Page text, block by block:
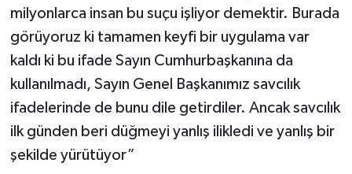
milyonlarca insan bu suçu işliyor demektir. Burada
görüyoruz ki tamamen keyfi bir uygulama var
kaldı ki bu ifade Sayın Cumhurbaşkanına da
kullanılmadı, Sayın Genel Başkanımız savcılık
ifadelerinde de bunu dile getirdiler. Ancak savcılık
ilk günden beri düğmeyi yanlış ilikledi ve yanlış bir
şekilde yürütüyor”